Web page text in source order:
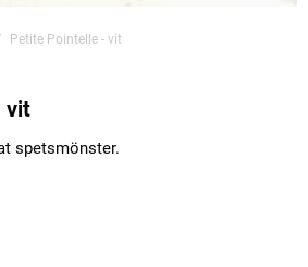
Petite Pointelle - vit
vit
spetsmönster.